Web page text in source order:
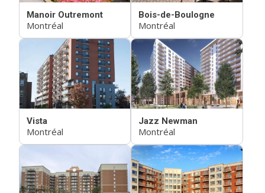
Manoir Outremont
Montréal
Bois-de-Boulogne
Montréal
Vista
Montréal
Jazz Newman
Montréal